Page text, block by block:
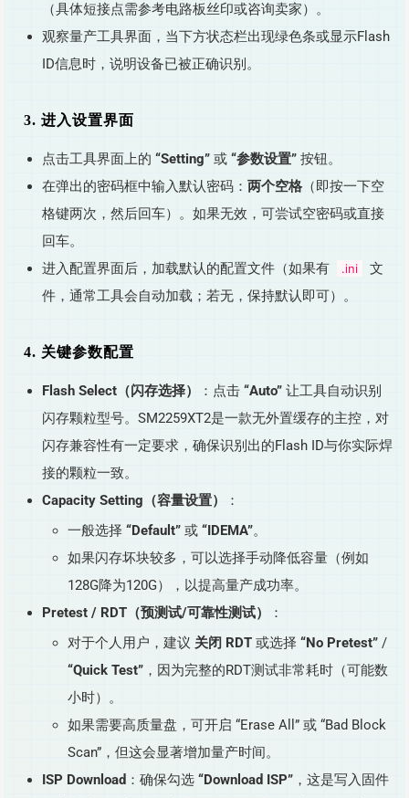
（具体短接点需参考电路板丝印或咨询卖家）。
观察量产工具界面，当下方状态栏出现绿色条或显示Flash
ID信息时，说明设备已被正确识别。
3. 进入设置界面
点击工具界面上的 “Setting” 或 “参数设置” 按钮。
在弹出的密码框中输入默认密码： 两个空格 （即按一下空
格键两次，然后回车）。如果无效，可尝试空密码或直接
回车。
进入配置界面后，加载默认的配置文件（如果有
.ini
文
件，通常工具会自动加载；若无，保持默认即可）。
4. 关键参数配置
Flash Select（闪存选择） ：点击 “Auto” 让工具自动识别
闪存颗粒型号。SM2259XT2是一款无外置缓存的主控，对
闪存兼容性有一定要求，确保识别出的Flash ID与你实际焊
接的颗粒一致。
Capacity Setting（容量设置）
：
一般选择 “Default” 或 “IDEMA”。
如果闪存坏块较多，可以选择手动降低容量（例如
128G降为120G），以提高量产成功率。
Pretest / RDT（预测试/可靠性测试）
：
对于个人用户，建议 关闭 RDT 或选择 “No Pretest” /
“Quick Test” ，因为完整的RDT测试非常耗时（可能数
小时）。
如果需要高质量盘，可开启 “Erase All” 或 “Bad Block
Scan”，但这会显著增加量产时间。
ISP Download ：确保勾选 “Download ISP” ，这是写入固件